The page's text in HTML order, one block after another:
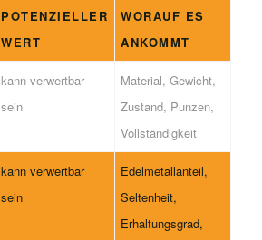
POTENZIELLER
WERT
WORAUF ES
ANKOMMT
kann verwertbar
sein
Material, Gewicht,
Zustand, Punzen,
Vollständigkeit
kann verwertbar
sein
Edelmetallanteil,
Seltenheit,
Erhaltungsgrad,